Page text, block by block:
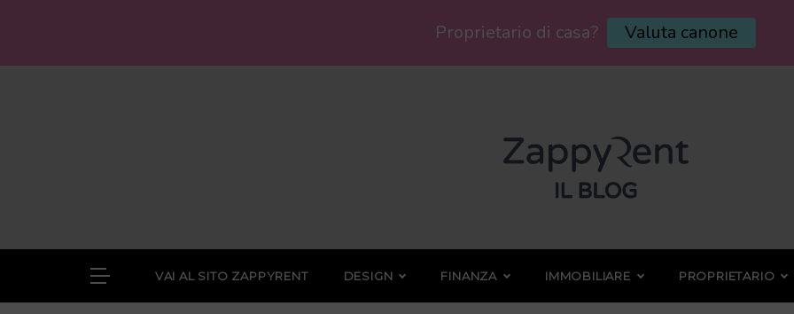
VAI AL SITO ZAPPYRENT DESIGN FINANZA IMMOBILIARE PROPRIETARIO
Proprietario di casa? Valuta canone